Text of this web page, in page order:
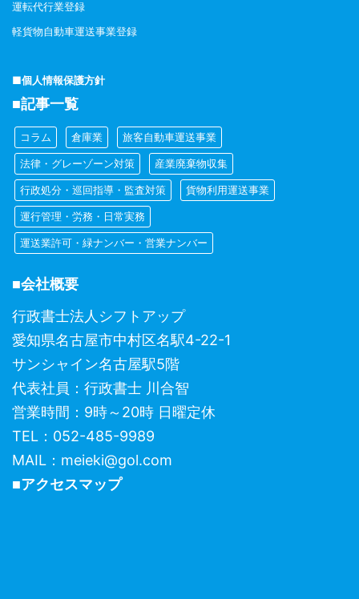
運転代行業登録
軽貨物自動車運送事業登録
■個人情報保護方針
■記事一覧
コラム 倉庫業 旅客自動車運送事業
法律・グレーゾーン対策 産業廃棄物収集
行政処分・巡回指導・監査対策 貨物利用運送事業
運行管理・労務・日常実務
運送業許可・緑ナンバー・営業ナンバー
■会社概要
行政書士法人シフトアップ
愛知県名古屋市中村区名駅4-22-1
サンシャイン名古屋駅5階
代表社員：行政書士 川合智
営業時間：9時～20時 日曜定休
TEL：052-485-9989
MAIL：meieki@gol.com
■アクセスマップ